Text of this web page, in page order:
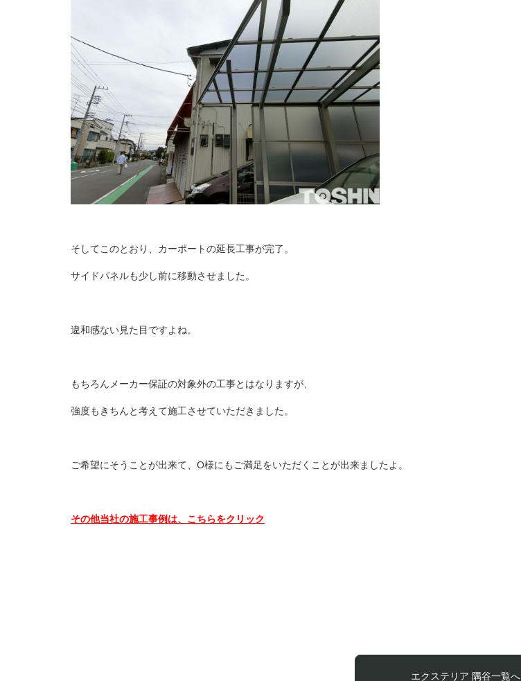
そしてこのとおり、カーポートの延長工事が完了。
サイドパネルも少し前に移動させました。
違和感ない見た目ですよね。
もちろんメーカー保証の対象外の工事とはなりますが、
強度もきちんと考えて施工させていただきました。
ご希望にそうことが出来て、O様にもご満足をいただくことが出来ましたよ。
その他当社の施工事例は、こちらをクリック
エクステリア 隅谷一覧へ